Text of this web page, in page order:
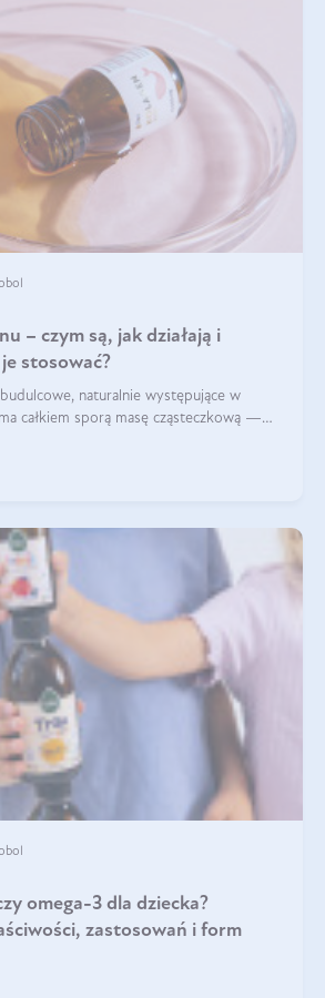
– czym są, jak działają i
stosować?
naturalnie występujące w
całkiem sporą masę cząsteczkową —
omega-3 dla dziecka?
zastosowań i form